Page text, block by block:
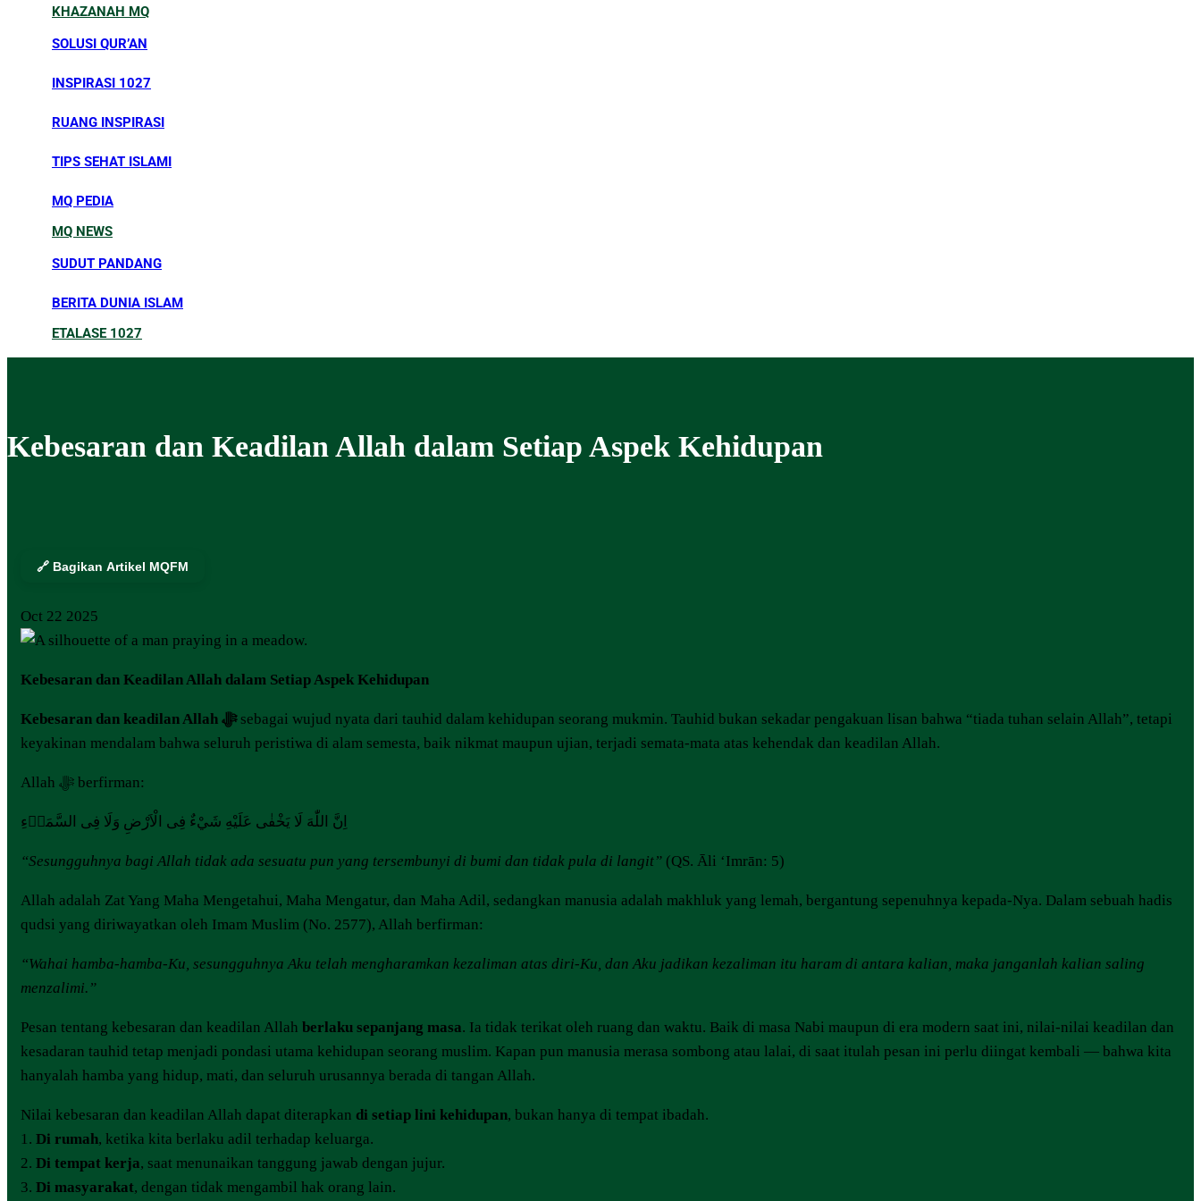
KHAZANAH MQ
SOLUSI QUR’AN
INSPIRASI 1027
RUANG INSPIRASI
TIPS SEHAT ISLAMI
MQ PEDIA
MQ NEWS
SUDUT PANDANG
BERITA DUNIA ISLAM
ETALASE 1027
Kebesaran dan Keadilan Allah dalam Setiap Aspek Kehidupan
🔗 Bagikan Artikel MQFM
Oct 22 2025
Kebesaran dan Keadilan Allah dalam Setiap Aspek Kehidupan
Kebesaran dan keadilan Allah ﷻsebagai wujud nyata dari tauhid dalam kehidupan seorang mukmin. Tauhid bukan sekadar pengakuan lisan bahwa “tiada tuhan selain Allah”, tetapi
keyakinan mendalam bahwa seluruh peristiwa di alam semesta, baik nikmat maupun ujian, terjadi semata-mata atas kehendak dan keadilan Allah.
Allah ﷻ berfirman:
اِنَّ اللّٰهَ لَا يَخْفٰى عَلَيْهِ شَيْءٌ فِى الْاَرْضِ وَلَا فِى السَّمَاۤءِ
“Sesungguhnya bagi Allah tidak ada sesuatu pun yang tersembunyi di bumi dan tidak pula di langit” (QS. Āli ‘Imrān: 5)
Allah adalah Zat Yang Maha Mengetahui, Maha Mengatur, dan Maha Adil, sedangkan manusia adalah makhluk yang lemah, bergantung sepenuhnya kepada-Nya. Dalam sebuah hadis
qudsi yang diriwayatkan oleh Imam Muslim (No. 2577), Allah berfirman:
“Wahai hamba-hamba-Ku, sesungguhnya Aku telah mengharamkan kezaliman atas diri-Ku, dan Aku jadikan kezaliman itu haram di antara kalian, maka janganlah kalian saling
menzalimi.”
Pesan tentang kebesaran dan keadilan Allah berlaku sepanjang masa. Ia tidak terikat oleh ruang dan waktu. Baik di masa Nabi maupun di era modern saat ini, nilai-nilai keadilan dan
kesadaran tauhid tetap menjadi pondasi utama kehidupan seorang muslim. Kapan pun manusia merasa sombong atau lalai, di saat itulah pesan ini perlu diingat kembali — bahwa kita
hanyalah hamba yang hidup, mati, dan seluruh urusannya berada di tangan Allah.
Nilai kebesaran dan keadilan Allah dapat diterapkan di setiap lini kehidupan, bukan hanya di tempat ibadah.
1. Di rumah, ketika kita berlaku adil terhadap keluarga.
2. Di tempat kerja, saat menunaikan tanggung jawab dengan jujur.
3. Di masyarakat, dengan tidak mengambil hak orang lain.